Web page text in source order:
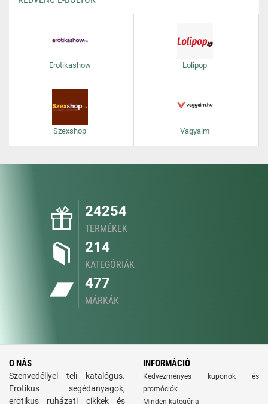
Erotikashow Lolipop
Szexshop Vagyaim
24254
TERMÉKEK
214
KATEGÓRIÁK
477
MÁRKÁK
O NÁS
Szenvedéllyel teli katalógus.
Erotikus segédanyagok,
erotikus ruházati cikkek és
INFORMÁCIÓ
Kedvezményes kuponok és
promóciók
Minden kategória